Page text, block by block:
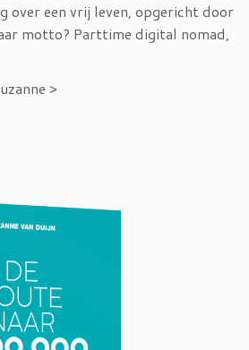
over een vrij leven, opgericht door
motto? Parttime digital nomad,
>